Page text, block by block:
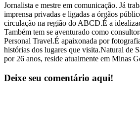
Jornalista e mestre em comunicação. Já
imprensa privadas e ligadas a órgãos
circulação na região do ABCD.É a
Também tem se aventurado como
Personal Travel.É apaixonada por
histórias dos lugares que visita.Natural de
por 26 anos, reside atualmente em Minas
Deixe seu comentário aqui!